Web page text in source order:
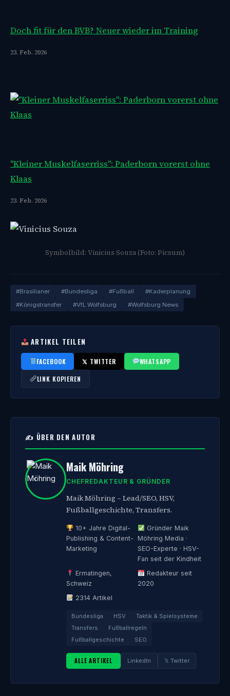
Doch fit für den BVB? Neuer wieder im Training
23. Feb. 2026
"Kleiner Muskelfaserriss": Paderborn vorerst ohne
Klaas
23. Feb. 2026
Symbolbild: Vinicius Souza (Foto: Picsum)
#Brasilianer #Bundesliga #Fußball
#Kaderplanung
#Königstransfer
#VfL Wolfsburg #Wolfsburg News
ARTIKEL TEILEN
FACEBOOK 𝕏 TWITTER
WHATSAPP
LINK KOPIEREN
✍️ ÜBER DEN AUTOR
Maik Möhring
CHEFREDAKTEUR & GRÜNDER
Maik Möhring – Lead/SEO, HSV,
Fußballgeschichte, Transfers.
10+ Jahre Digital-
Publishing & Content-
Marketing
Gründer Maik
Möhring Media ·
SEO-Experte · HSV-
Fan seit der Kindheit
Ermatingen,
Schweiz
Redakteur seit
2020
2314 Artikel
Bundesliga HSV
Taktik & Spielsysteme
Transfers
Fußballregeln
Fußballgeschichte
SEO
ALLE ARTIKEL LinkedIn 𝕏 Twitter